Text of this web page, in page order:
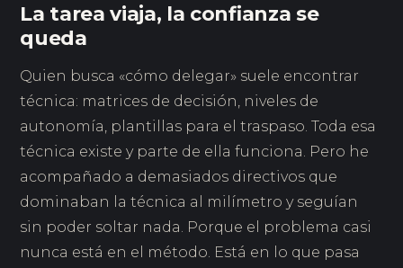
La tarea viaja, la confianza se
queda
Quien busca «cómo delegar» suele encontrar
técnica: matrices de decisión, niveles de
autonomía, plantillas para el traspaso. Toda esa
técnica existe y parte de ella funciona. Pero he
acompañado a demasiados directivos que
dominaban la técnica al milímetro y seguían
sin poder soltar nada. Porque el problema casi
nunca está en el método. Está en lo que pasa